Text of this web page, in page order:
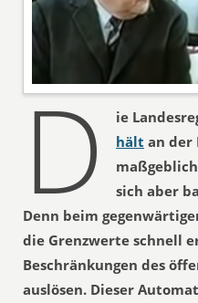
D
ie
hält an der
sich aber
Denn beim
die Grenzwerte schnell
Beschränkungen des
auslösen. Dieser